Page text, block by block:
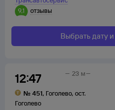
9,1
отзывы
Выбрать дату
12:47
№ 451, Гоголево, ост.
Гоголево
23 м